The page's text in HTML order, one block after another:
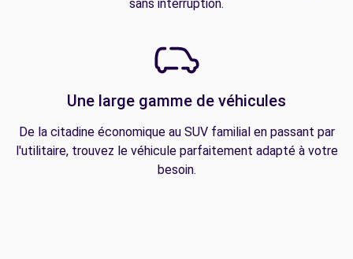
sans interruption.
Une large gamme de véhicules
De la citadine économique au SUV familial en passant par
l'utilitaire, trouvez le véhicule parfaitement adapté à votre
besoin.